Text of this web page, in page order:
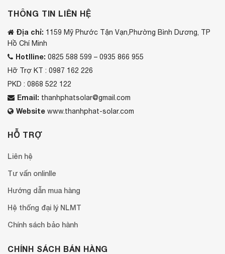
THÔNG TIN LIÊN HỆ
Địa chỉ: 1159 Mỹ Phước Tận Vạn,Phường Bình Dương, TP
Hồ Chí Minh
Hotlline: 0825 588 599 – 0935 866 955
Hỡ Trợ KT : 0987 162 226
PKD : 0868 522 122
Email: thanhphatsolar@gmail.com
Website www.thanhphat-solar.com
HỖ TRỢ
Liên hệ
Tư vấn onlinlle
Hướng dẫn mua hàng
Hệ thống đại lý NLMT
Chính sách bảo hành
CHÍNH SÁCH BÁN HÀNG